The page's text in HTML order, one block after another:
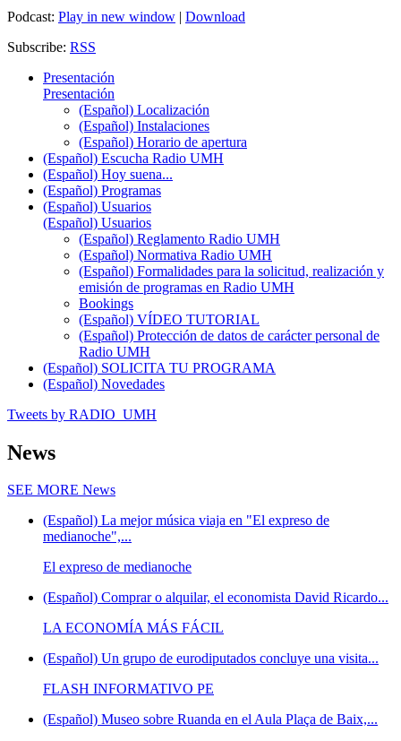
Podcast: Play in new window | Download
Subscribe: RSS
Presentación
Presentación
(Español) Localización
(Español) Instalaciones
(Español) Horario de apertura
(Español) Escucha Radio UMH
(Español) Hoy suena...
(Español) Programas
(Español) Usuarios
(Español) Usuarios
(Español) Reglamento Radio UMH
(Español) Normativa Radio UMH
(Español) Formalidades para la solicitud, realización y
emisión de programas en Radio UMH
Bookings
(Español) VÍDEO TUTORIAL
(Español) Protección de datos de carácter personal de
Radio UMH
(Español) SOLICITA TU PROGRAMA
(Español) Novedades
Tweets by RADIO_UMH
News
SEE MORE News
(Español) La mejor música viaja en "El expreso de
medianoche",...
El expreso de medianoche
(Español) Comprar o alquilar, el economista David Ricardo...
LA ECONOMÍA MÁS FÁCIL
(Español) Un grupo de eurodiputados concluye una visita...
FLASH INFORMATIVO PE
(Español) Museo sobre Ruanda en el Aula Plaça de Baix,...